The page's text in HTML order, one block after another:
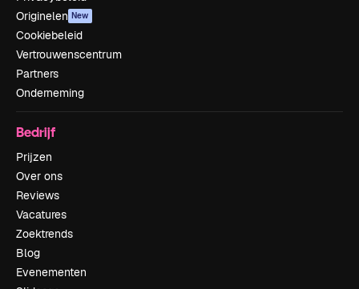
Originelen New
Cookiebeleid
Vertrouwenscentrum
Partners
Onderneming
Bedrijf
Prijzen
Over ons
Reviews
Vacatures
Zoektrends
Blog
Evenementen